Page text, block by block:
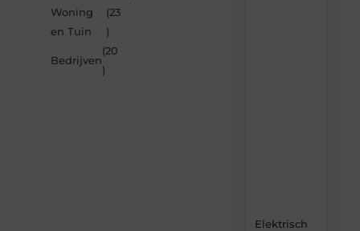
Woning
en Tuin
(23
)
Bedrijven
(20
)
Elektrisch